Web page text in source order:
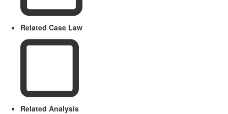
Related Case Law
Related Analysis